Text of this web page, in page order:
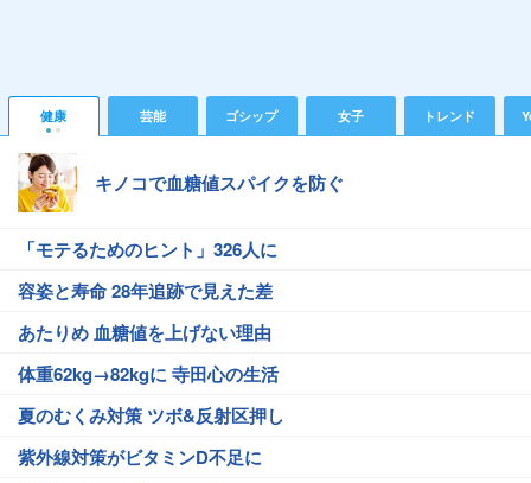
健康 芸能 ゴシップ 女子 トレンド
キノコで血糖値スパイクを防ぐ
「モテるためのヒント」326人に
容姿と寿命 28年追跡で見えた差
あたりめ 血糖値を上げない理由
体重62kg→82kgに 寺田心の生活
夏のむくみ対策 ツボ&反射区押し
紫外線対策がビタミンD不足に